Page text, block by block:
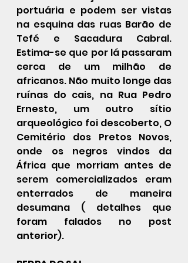
portuária e podem ser vistas
na esquina das ruas Barão de
Tefé e Sacadura Cabral.
Estima-se que por lá passaram
cerca de um milhão de
africanos. Não muito longe das
ruínas do cais, na Rua Pedro
Ernesto, um outro sítio
arqueológico foi descoberto, O
Cemitério dos Pretos Novos,
onde os negros vindos da
África que morriam antes de
serem comercializados eram
enterrados de maneira
desumana ( detalhes que
foram falados no post
anterior).